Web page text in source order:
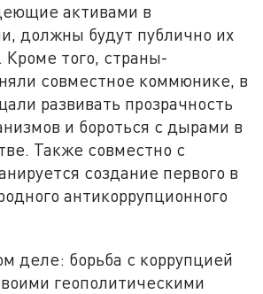
активами в
должны будут публично их
Кроме того, страны-
совместное коммюнике, в
развивать прозрачность
и бороться с дырами в
Также совместно с
создание первого в
антикоррупционного
деле: борьба с коррупцией
геополитическими